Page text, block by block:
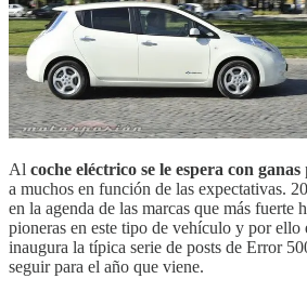
Al coche eléctrico se le espera con ganas
a muchos en función de las expectativas.
en la agenda de las marcas que más fuerte
pioneras en este tipo de vehículo y por ello
inaugura la típica serie de posts de Error
seguir para el año que viene.